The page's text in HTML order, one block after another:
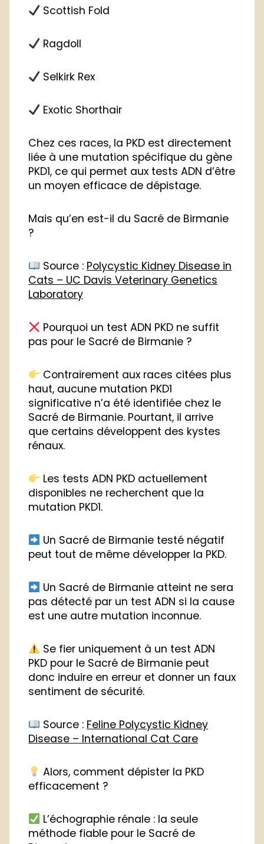
Scottish Fold
Ragdoll
Selkirk Rex
Exotic Shorthair
Chez ces races, la PKD est directement
liée à une mutation spécifique du gène
PKD1, ce qui permet aux tests ADN d’être
un moyen efficace de dépistage.
Mais qu’en est-il du Sacré de Birmanie
?
Source : Polycystic Kidney Disease in
Cats – UC Davis Veterinary Genetics
Laboratory
Pourquoi un test ADN PKD ne suffit
pas pour le Sacré de Birmanie ?
Contrairement aux races citées plus
haut, aucune mutation PKD1
significative n’a été identifiée chez le
Sacré de Birmanie. Pourtant, il arrive
que certains développent des kystes
rénaux.
Les tests ADN PKD actuellement
disponibles ne recherchent que la
mutation PKD1.
Un Sacré de Birmanie testé négatif
peut tout de même développer la PKD.
Un Sacré de Birmanie atteint ne sera
pas détecté par un test ADN si la cause
est une autre mutation inconnue.
Se fier uniquement à un test ADN
PKD pour le Sacré de Birmanie peut
donc induire en erreur et donner un faux
sentiment de sécurité.
Source : Feline Polycystic Kidney
Disease – International Cat Care
Alors, comment dépister la PKD
efficacement ?
L’échographie rénale : la seule
méthode fiable pour le Sacré de